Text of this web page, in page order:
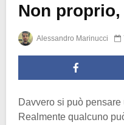
Non
Alessandro Marinucci
Davvero si può
Realmente qualcuno